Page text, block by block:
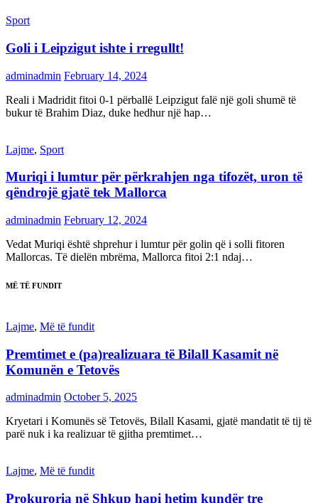
Sport
Goli i Leipzigut ishte i rregullt!
adminadmin February 14, 2024
Reali i Madridit fitoi 0-1 përballë Leipzigut falë një goli shumë të
bukur të Brahim Diaz, duke hedhur një hap…
Lajme, Sport
Muriqi i lumtur për përkrahjen nga tifozët, uron të
qëndrojë gjatë tek Mallorca
adminadmin February 12, 2024
Vedat Muriqi është shprehur i lumtur për golin që i solli fitoren
Mallorcas. Të dielën mbrëma, Mallorca fitoi 2:1 ndaj…
MË TË FUNDIT
Lajme, Më të fundit
Premtimet e (pa)realizuara të Bilall Kasamit në
Komunën e Tetovës
adminadmin October 5, 2025
Kryetari i Komunës së Tetovës, Bilall Kasami, gjatë mandatit të tij të
parë nuk i ka realizuar të gjitha premtimet…
Lajme, Më të fundit
Prokuroria në Shkup hapi hetim kundër tre